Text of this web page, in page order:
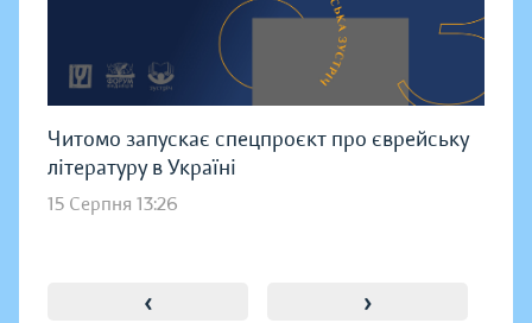
Читомо запускає спецпроєкт про єврейську
літературу в Україні
15 Серпня 13:26
‹ ›